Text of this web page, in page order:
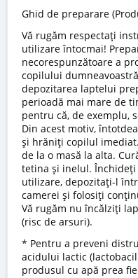
Ghid de preparare
Vă rugăm respectaţi
utilizare întocmai!
necorespunzătoare a
copilului
depozitarea laptelui
perioadă mai mare de
pentru că, de exemplu,
Din acest motiv,
și hrăniți copilul
de la o masă la alta.
tetina și inelul.
utilizare, depozitați-l
camerei și folosiți
Vă rugăm nu încălziți
(risc de arsuri).
* Pentru a preveni
acidului lactic
produsul cu apă prea